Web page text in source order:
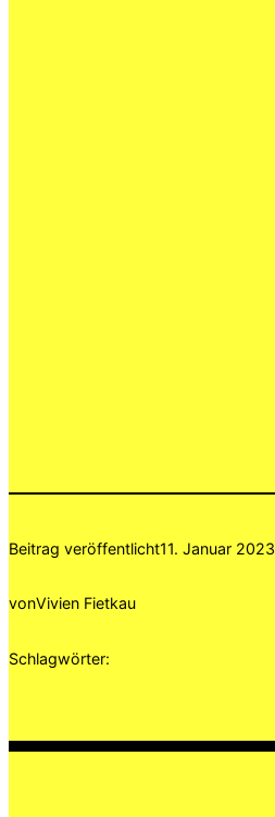
Beitrag veröffentlicht11. Januar 2023
vonVivien Fietkau
Schlagwörter: